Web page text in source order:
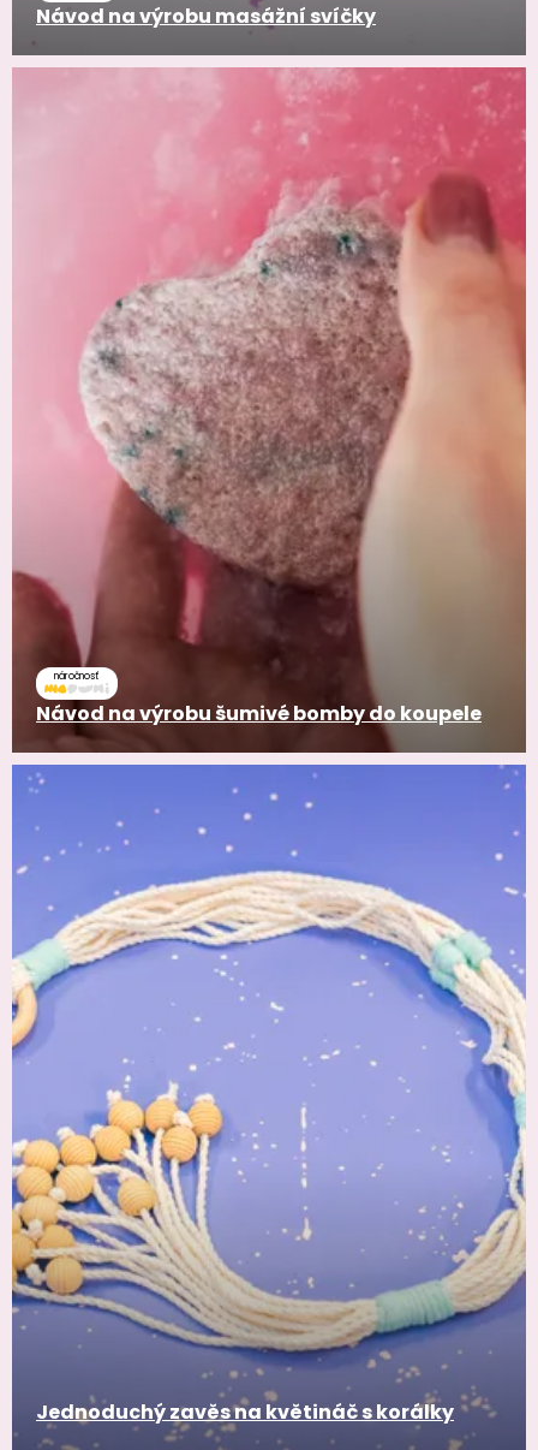
Návod na výrobu masážní svíčky
náročnosť
Návod na výrobu šumivé bomby do koupele
Jednoduchý zavěs na květináč s korálky